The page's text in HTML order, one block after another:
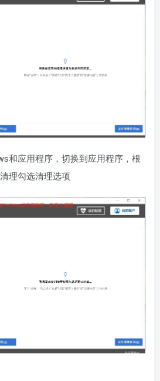
和应用程序，切换到应用程序，根
理勾选清理选项